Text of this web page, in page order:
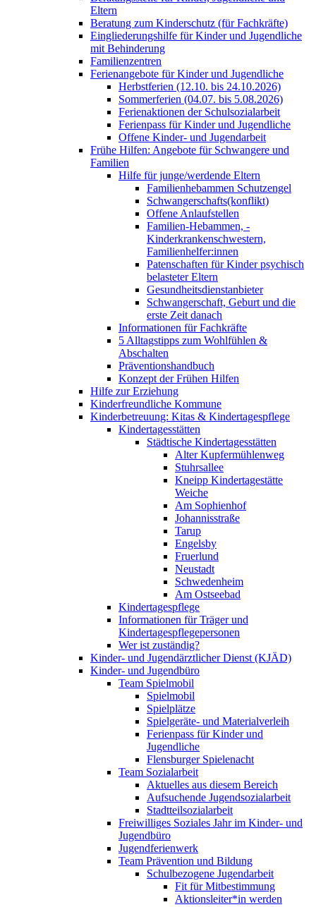
Eltern
Beratung zum Kinderschutz (für Fachkräfte)
Eingliederungshilfe für Kinder und Jugendliche
mit Behinderung
Familienzentren
Ferienangebote für Kinder und Jugendliche
Herbstferien (12.10. bis 24.10.2026)
Sommerferien (04.07. bis 5.08.2026)
Ferienaktionen der Schulsozialarbeit
Ferienpass für Kinder und Jugendliche
Offene Kinder- und Jugendarbeit
Frühe Hilfen: Angebote für Schwangere und
Familien
Hilfe für junge/werdende Eltern
Familienhebammen Schutzengel
Schwangerschafts(konflikt)
Offene Anlaufstellen
Familien-Hebammen, -
Kinderkrankenschwestern,
Familienhelfer:innen
Patenschaften für Kinder psychisch
belasteter Eltern
Gesundheitsdienstanbieter
Schwangerschaft, Geburt und die
erste Zeit danach
Informationen für Fachkräfte
5 Alltagstipps zum Wohlfühlen &
Abschalten
Präventionshandbuch
Konzept der Frühen Hilfen
Hilfe zur Erziehung
Kinderfreundliche Kommune
Kinderbetreuung: Kitas & Kindertagespflege
Kindertagesstätten
Städtische Kindertagesstätten
Alter Kupfermühlenweg
Stuhrsallee
Kneipp Kindertagestätte
Weiche
Am Sophienhof
Johannisstraße
Tarup
Engelsby
Fruerlund
Neustadt
Schwedenheim
Am Ostseebad
Kindertagespflege
Informationen für Träger und
Kindertagespflegepersonen
Wer ist zuständig?
Kinder- und Jugendärztlicher Dienst (KJÄD)
Kinder- und Jugendbüro
Team Spielmobil
Spielmobil
Spielplätze
Spielgeräte- und Materialverleih
Ferienpass für Kinder und
Jugendliche
Flensburger Spielenacht
Team Sozialarbeit
Aktuelles aus diesem Bereich
Aufsuchende Jugendsozialarbeit
Stadtteilsozialarbeit
Freiwilliges Soziales Jahr im Kinder- und
Jugendbüro
Jugendferienwerk
Team Prävention und Bildung
Schulbezogene Jugendarbeit
Fit für Mitbestimmung
Aktionsleiter*in werden